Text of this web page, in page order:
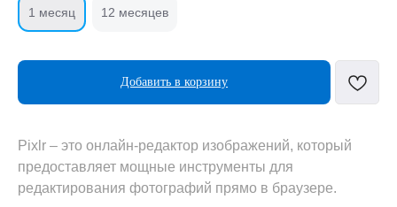
1 месяц 12 месяцев
Добавить в корзину
Pixlr – это онлайн-редактор изображений, который
предоставляет мощные инструменты для
редактирования фотографий прямо в браузере.